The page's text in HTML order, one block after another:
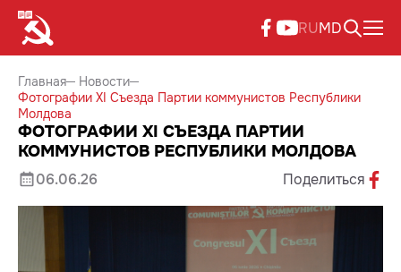
RUMD
Главная
Новости
Фотографии XI Съезда Партии коммунистов Республики
Молдова
ФОТОГРАФИИ XI СЪЕЗДА ПАРТИИ
КОММУНИСТОВ РЕСПУБЛИКИ МОЛДОВА
06.06.26 Поделиться